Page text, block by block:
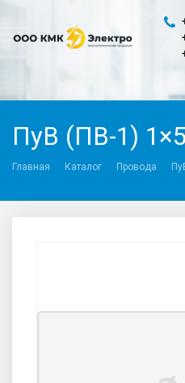
ПуВ (ПВ-1)
Главная Каталог Провода